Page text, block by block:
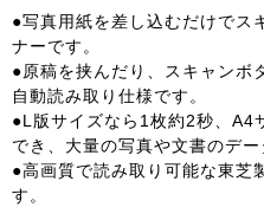
●写真用紙を差し込むだけでス
ナーです。
●原稿を挟んだり、スキャンボ
自動読み取り仕様です。
●L版サイズなら1枚約2秒、A4
でき、大量の写真や文書のデー
●高画質で読み取り可能な東芝
す。